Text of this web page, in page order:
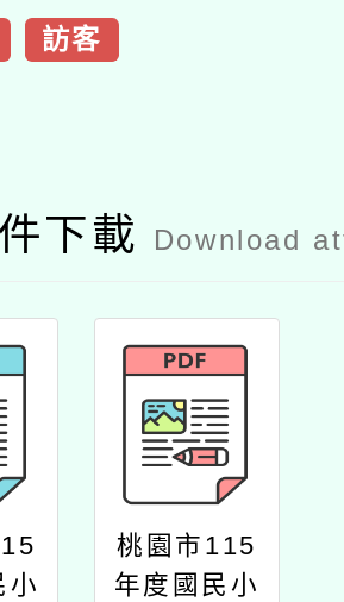
訪客
下載 Download
小
桃園市115
年度國民小